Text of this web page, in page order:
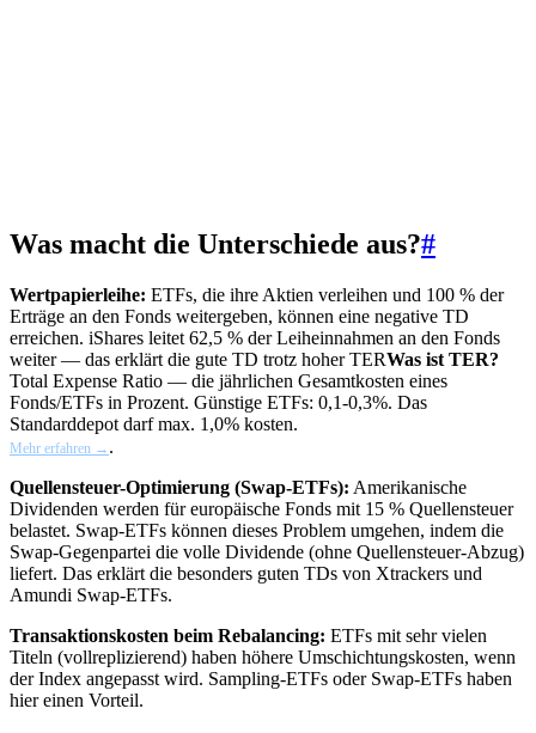
Was macht die Unterschiede aus?#
Wertpapierleihe: ETFs, die ihre Aktien verleihen und 100 % der
Erträge an den Fonds weitergeben, können eine negative TD
erreichen. iShares leitet 62,5 % der Leiheinnahmen an den Fonds
weiter — das erklärt die gute TD trotz hoherTERWas ist TER?
Total Expense Ratio — die jährlichen Gesamtkosten eines
Fonds/ETFs in Prozent. Günstige ETFs: 0,1-0,3%. Das
Standarddepot darf max. 1,0% kosten.
Mehr erfahren → .
Quellensteuer-Optimierung (Swap-ETFs): Amerikanische
Dividenden werden für europäische Fonds mit 15 % Quellensteuer
belastet. Swap-ETFs können dieses Problem umgehen, indem die
Swap-Gegenpartei die volle Dividende (ohne Quellensteuer-Abzug)
liefert. Das erklärt die besonders guten TDs von Xtrackers und
Amundi Swap-ETFs.
Transaktionskosten beim Rebalancing: ETFs mit sehr vielen
Titeln (vollreplizierend) haben höhere Umschichtungskosten, wenn
der Index angepasst wird. Sampling-ETFs oder Swap-ETFs haben
hier einen Vorteil.